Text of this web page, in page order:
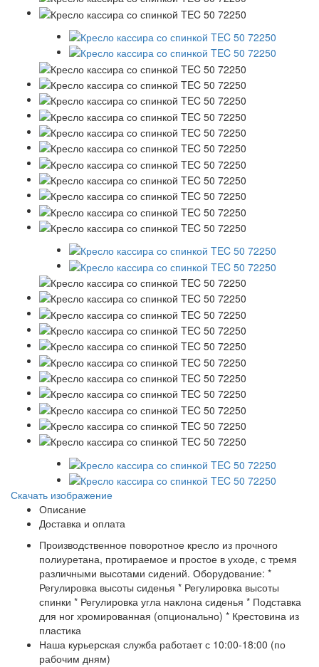
Скачать изображение
Описание
Доставка и оплата
Производственное поворотное кресло из прочного
полиуретана, протираемое и простое в уходе, с тремя
различными высотами сидений. Оборудование: *
Регулировка высоты сиденья * Регулировка высоты
спинки * Регулировка угла наклона сиденья * Подставка
для ног хромированная (опционально) * Крестовина из
пластика
Наша курьерская служба работает с 10:00-18:00 (по
рабочим дням)